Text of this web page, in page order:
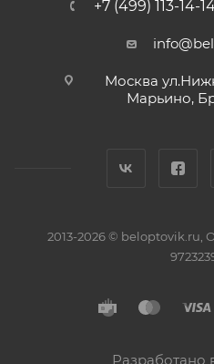
+7 (499) 113-14-
Москва
Марьино,
2013-2026 ©
Разработано